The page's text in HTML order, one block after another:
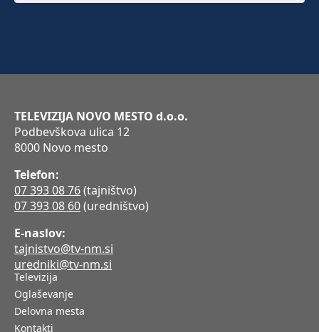
TELEVIZIJA NOVO MESTO d.o.o.
Podbevškova ulica 12
8000 Novo mesto
Telefon:
07 393 08 76(tajništvo)
07 393 08 60(uredništvo)
E-naslov:
tajnistvo@tv-nm.si
uredniki@tv-nm.si
Televizija
Oglaševanje
Delovna mesta
Kontakti